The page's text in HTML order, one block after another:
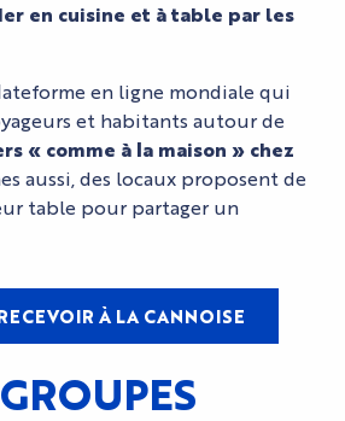
en cuisine et à table par les
en ligne mondiale qui
et habitants autour de
« comme à la maison » chez
aussi, des locaux proposent de
table pour partager un
À LA CANNOISE